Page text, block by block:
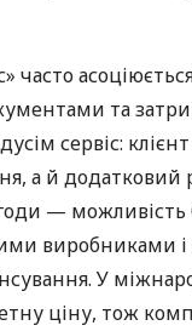
часто
та
сервіс:
а й додатковий
—
виробниками
У
ціну, тож